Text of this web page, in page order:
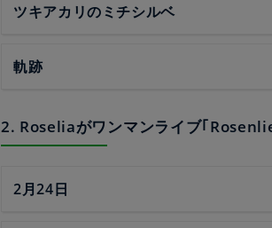
ツキアカリのミチシルベ
軌跡
2. Roseliaがワンマンライブ｢
2月24日